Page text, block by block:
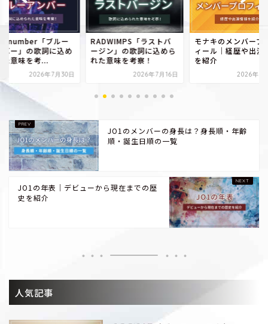
number「ブルー
バー」の歌詞に込め
た意味を考...
2026年7月30日
RADWIMPS「ラストバ
ージン」の歌詞に込めら
れた意味を考察！
2026年7月16日
モナキのメンバープ
ィール｜経歴や出演
を紹介
2026年7
JO1のメンバーの身長は？身長順・年齢
順・誕生日順の一覧
JO1の年表｜デビューから現在までの歴
史を紹介
人気記事